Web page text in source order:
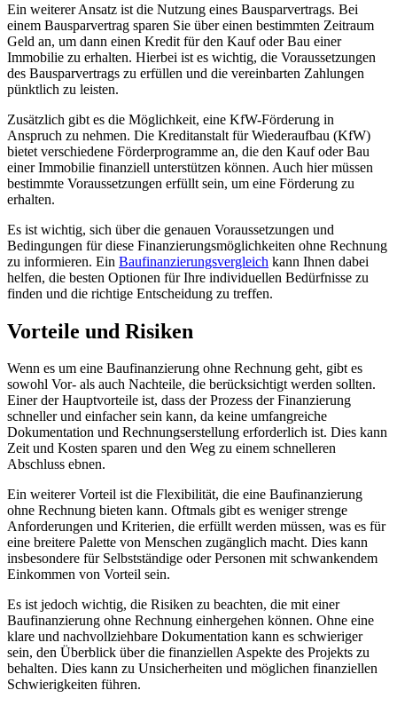
Ein weiterer Ansatz ist die Nutzung eines Bausparvertrags. Bei
einem Bausparvertrag sparen Sie über einen bestimmten Zeitraum
Geld an, um dann einen Kredit für den Kauf oder Bau einer
Immobilie zu erhalten. Hierbei ist es wichtig, die Voraussetzungen
des Bausparvertrags zu erfüllen und die vereinbarten Zahlungen
pünktlich zu leisten.
Zusätzlich gibt es die Möglichkeit, eine KfW-Förderung in
Anspruch zu nehmen. Die Kreditanstalt für Wiederaufbau (KfW)
bietet verschiedene Förderprogramme an, die den Kauf oder Bau
einer Immobilie finanziell unterstützen können. Auch hier müssen
bestimmte Voraussetzungen erfüllt sein, um eine Förderung zu
erhalten.
Es ist wichtig, sich über die genauen Voraussetzungen und
Bedingungen für diese Finanzierungsmöglichkeiten ohne Rechnung
zu informieren. Ein Baufinanzierungsvergleich kann Ihnen dabei
helfen, die besten Optionen für Ihre individuellen Bedürfnisse zu
finden und die richtige Entscheidung zu treffen.
Vorteile und Risiken
Wenn es um eine Baufinanzierung ohne Rechnung geht, gibt es
sowohl Vor- als auch Nachteile, die berücksichtigt werden sollten.
Einer der Hauptvorteile ist, dass der Prozess der Finanzierung
schneller und einfacher sein kann, da keine umfangreiche
Dokumentation und Rechnungserstellung erforderlich ist. Dies kann
Zeit und Kosten sparen und den Weg zu einem schnelleren
Abschluss ebnen.
Ein weiterer Vorteil ist die Flexibilität, die eine Baufinanzierung
ohne Rechnung bieten kann. Oftmals gibt es weniger strenge
Anforderungen und Kriterien, die erfüllt werden müssen, was es für
eine breitere Palette von Menschen zugänglich macht. Dies kann
insbesondere für Selbstständige oder Personen mit schwankendem
Einkommen von Vorteil sein.
Es ist jedoch wichtig, die Risiken zu beachten, die mit einer
Baufinanzierung ohne Rechnung einhergehen können. Ohne eine
klare und nachvollziehbare Dokumentation kann es schwieriger
sein, den Überblick über die finanziellen Aspekte des Projekts zu
behalten. Dies kann zu Unsicherheiten und möglichen finanziellen
Schwierigkeiten führen.